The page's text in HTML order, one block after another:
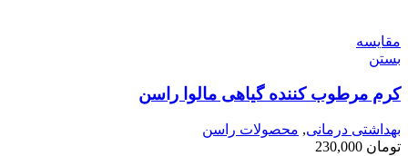
مقایسه
بستن
کرم مرطوب کننده گیاهی مالوا راسن
بهداشتی درمانی, محصولات راسن
تومان